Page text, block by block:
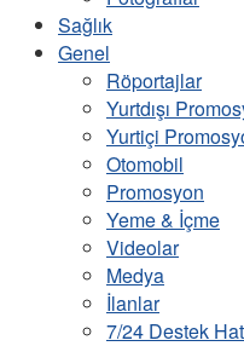
Sağlık
Genel
Röportajlar
Yurtdışı
Yurtiçi
Otomobil
Promosyon
Yeme & İçme
Videolar
Medya
İlanlar
7/24 Destek